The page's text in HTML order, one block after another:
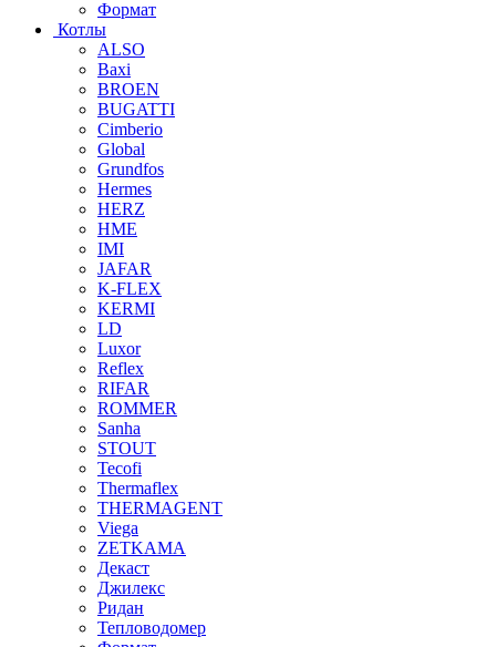
Формат
Котлы
ALSO
Baxi
BROEN
BUGATTI
Cimberio
Global
Grundfos
Hermes
HERZ
HME
IMI
JAFAR
K-FLEX
KERMI
LD
Luxor
Reflex
RIFAR
ROMMER
Sanha
STOUT
Tecofi
Thermaflex
THERMAGENT
Viega
ZETKAMA
Декаст
Джилекс
Ридан
Тепловодомер